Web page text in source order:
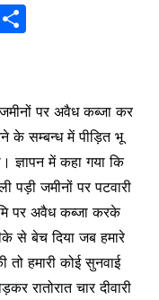
S
eपर अवैध कब्जा कर
के सम्बन्ध में पीड़ित भू
ज्ञापन में कहा गया कि
पड़ी जमीनों पर पटवारी
पर अवैध कब्जा करके
से बेच दिया जब हमारे
तो हमारी कोई सुनवाई
रातोरात चार दीवारी